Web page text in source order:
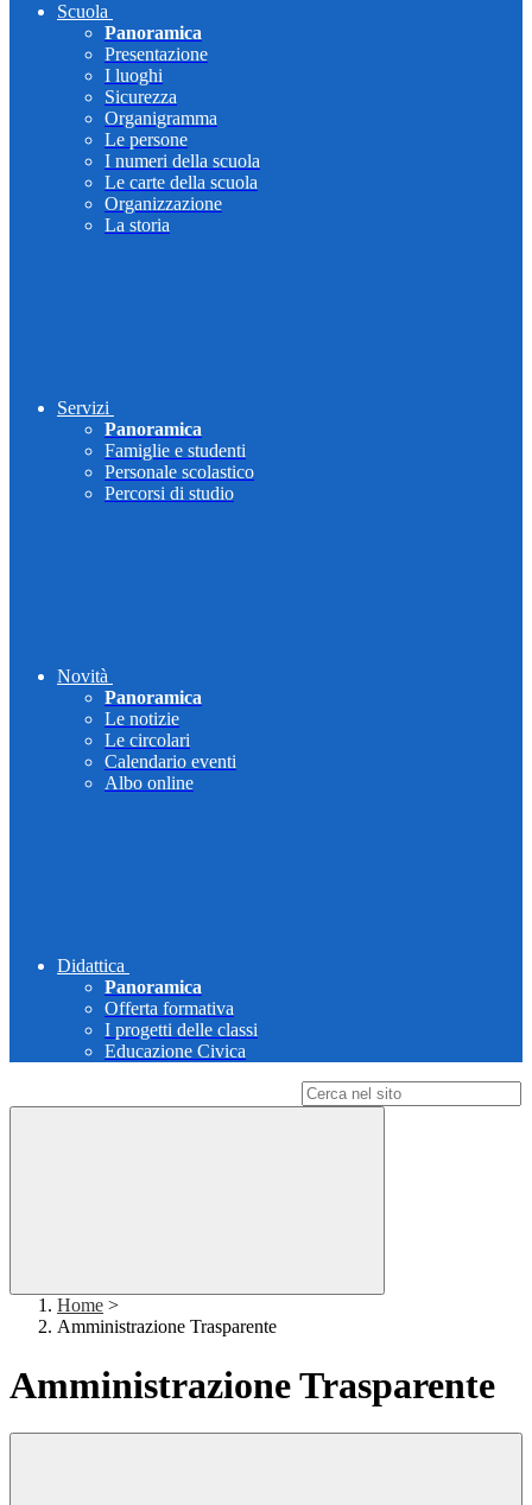
Scuola
Panoramica
Presentazione
I luoghi
Sicurezza
Organigramma
Le persone
I numeri della scuola
Le carte della scuola
Organizzazione
La storia
Servizi
Panoramica
Famiglie e studenti
Personale scolastico
Percorsi di studio
Novità
Panoramica
Le notizie
Le circolari
Calendario eventi
Albo online
Didattica
Panoramica
Offerta formativa
I progetti delle classi
Educazione Civica
Home >
Amministrazione Trasparente
Amministrazione Trasparente